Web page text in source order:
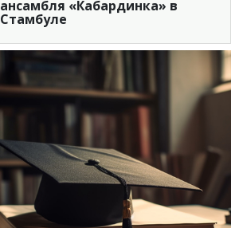
ансамбля «Кабардинка» в
Стамбуле